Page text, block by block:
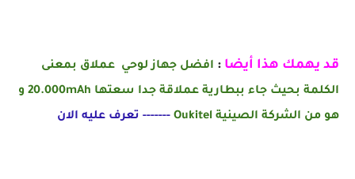
قد يهمك هذا أيضا : افضل جهاز لوحي عملاق بمعنى
الكلمة بحيث جاء ببطارية عملاقة جدا سعتها 20.000mAh و
هو من الشركة الصينية Oukitel ------- تعرف عليه الان